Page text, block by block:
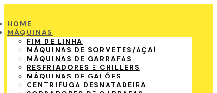
HOME
MÁQUINAS
FIM DE LINHA
MÁQUINAS DE SORVETES/AÇAÍ
MÁQUINAS DE GARRAFAS
RESFRIADORES E CHILLERS
MÁQUINAS DE GALÕES
CENTRIFUGA DESNATADEIRA